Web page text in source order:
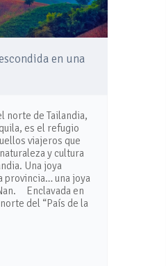
en una
norte de Tailandia,
es el refugio
viajeros que
y cultura
Una joya
provincia… una joya
Enclavada en
del “País de la